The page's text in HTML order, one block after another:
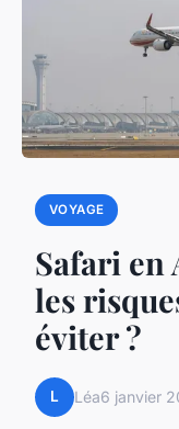
VOYAGE
Safari en
les
éviter ?
L Léa6 janvier